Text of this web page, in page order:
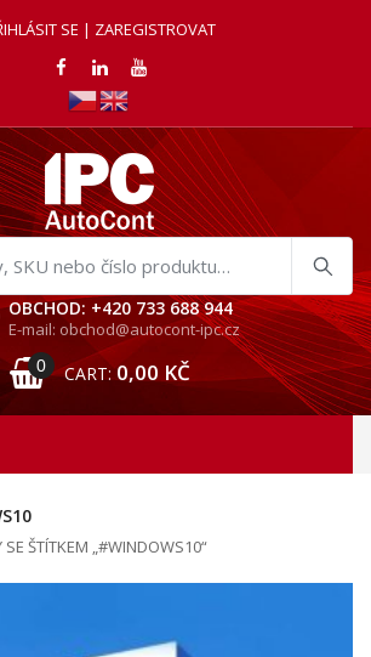
SE | ZAREGISTROVAT
OBCHOD: +420 733 688 944
E-mail: obchod@autocont-ipc.cz
0 CART: 0,00 KČ
SE ŠTÍTKEM „#WINDOWS10“